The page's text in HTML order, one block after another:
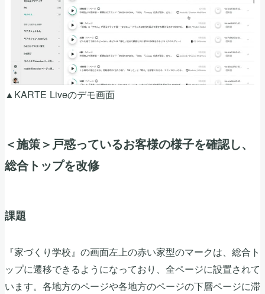
▲KARTE Liveのデモ画面
＜施策＞戸惑っているお客様の様子を確認し、
総合トップを改修
課題
『家づくり学校』の画面左上の赤い家型のマークは、総合ト
ップに遷移できるようになっており、全ページに設置されて
います。各地方のページや各地方のページの下層ページに滞